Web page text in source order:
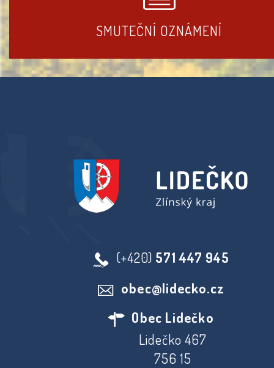
SMUTEČNÍ OZNÁMENÍ
(+420) 571 447 945
obec@lidecko.cz
Obec Lidečko
Lidečko 467
756 15